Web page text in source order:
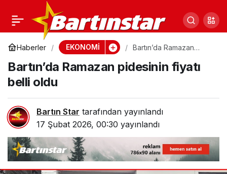
Haberler EKONOMİ
Bartın’da Ramazan
Bartın’da Ramazan pidesinin fiyatı
belli oldu
Bartın Star tarafından yayınlandı
17 Şubat 2026, 00:30 yayınlandı
İstanbul’da ulaşıma zam
geldi, işte yeni tarife
0 Paylaş